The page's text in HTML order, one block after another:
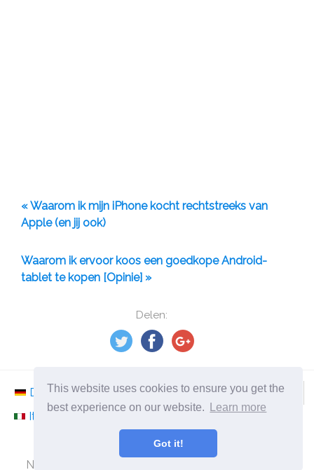
This website uses cookies to ensure you get the
best experience on our website.
Learn more
Got it!
Delen:
« Waarom ik mijn iPhone kocht rechtstreeks van
Apple (en jij ook)
Waarom ik ervoor koos een goedkope Android-
tablet te kopen [Opinie] »
Deutsch Nederlands Svenska
Norsk
Italiano
Español Românesc
nl.ephesossoftware.com
Nieuws uit de wereld van de moderne technologie!